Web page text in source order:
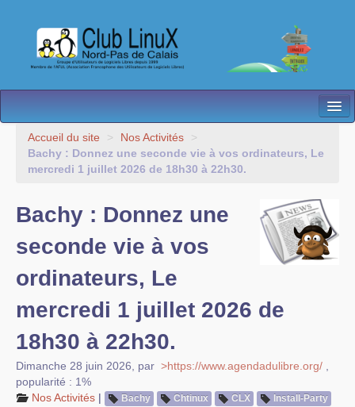
L’Association
Nos Activités
Accueil du site > Nos Activités
>
Bachy : Donnez une seconde vie à vos ordinateurs, Le
mercredi 1 juillet 2026 de 18h30 à 22h30.
Bachy : Donnez une
seconde vie à vos
ordinateurs, Le
mercredi 1 juillet 2026 de
18h30 à 22h30.
Dimanche 28 juin 2026 par >https://www.agendadulibre.org/
popularité : 1%
Nos Activités | Bachy Chtinux CLX
Install-Party